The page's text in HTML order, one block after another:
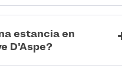
estancia en
D'Aspe?